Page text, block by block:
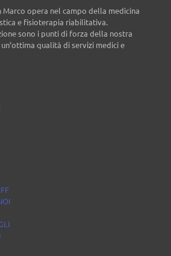
Marco opera nel campo della medicina
e fisioterapia riabilitativa.
sono i punti di forza della nostra
qualità di servizi medici e